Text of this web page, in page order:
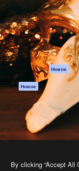
Генератор видео
голоса
основе ИИ
контент
для
Claude/ChatGPT
Новое
Новое
Мобильное
приложение
инструменты
By clicking “Accept All